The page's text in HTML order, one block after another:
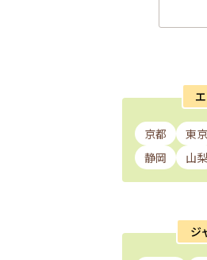
京都 東京
静岡
山梨
ジ